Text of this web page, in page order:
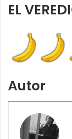
EL
Autor